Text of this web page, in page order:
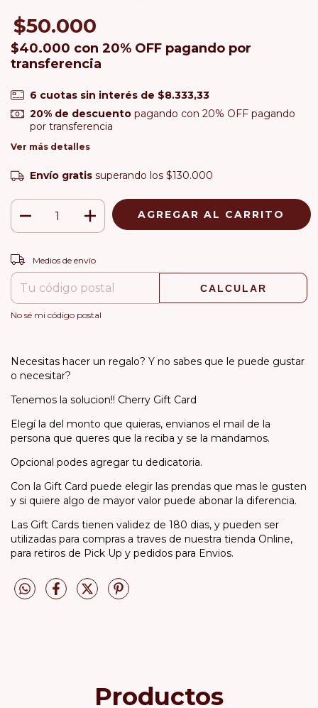
$50.000
$40.000 con 20% OFF pagando por
transferencia
6 cuotas sin interés de $8.333,33
20% de descuentopagando con 20% OFF pagando
por transferencia
Ver más detalles
Envío gratis superando los $130.000
Entregas para el CP:
Medios de envío
CALCULAR
No sé mi código postal
Necesitas hacer un regalo? Y no sabes que le puede gustar
o necesitar?
Tenemos la solucion!! Cherry Gift Card
Elegí la del monto que quieras, envianos el mail de la
persona que queres que la reciba y se la mandamos.
Opcional podes agregar tu dedicatoria.
Con la Gift Card puede elegir las prendas que mas le gusten
y si quiere algo de mayor valor puede abonar la diferencia.
Las Gift Cards tienen validez de 180 dias, y pueden ser
utilizadas para compras a traves de nuestra tienda Online,
para retiros de Pick Up y pedidos para Envios.
Productos